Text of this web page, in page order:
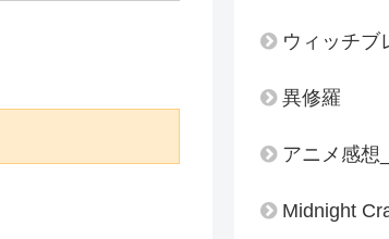
ウィッチブ
異修羅
アニメ感想
Midnight